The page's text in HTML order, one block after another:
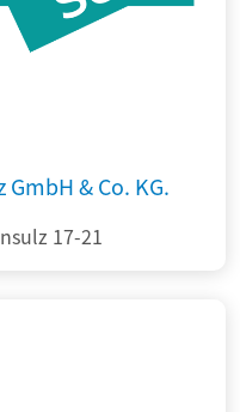
& Co. KG.
17-21